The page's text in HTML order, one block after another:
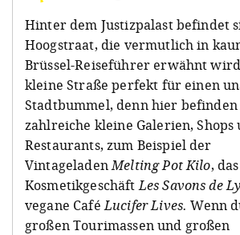
Hinter dem Justizpalast befindet
Hoogstraat, die vermutlich in
Brüssel-Reiseführer erwähnt
kleine Straße perfekt für einen
Stadtbummel, denn hier befinden
zahlreiche kleine Galerien, Shops
Restaurants, zum Beispiel der
VintageladenMelting Pot Kilo, das
KosmetikgeschäftLes Savons de
vegane CaféLuciferLives.Wenn
großen Tourimassen und großen